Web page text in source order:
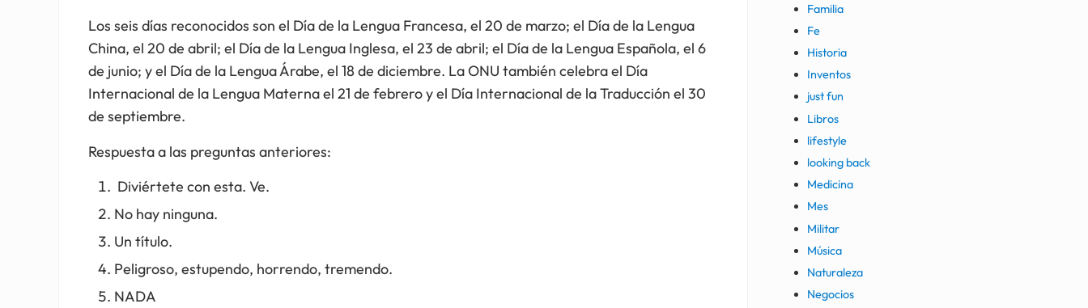
Los seis días reconocidos son el Día de la Lengua Francesa, el 20 de marzo; el Día de la Lengua
China, el 20 de abril; el Día de la Lengua Inglesa, el 23 de abril; el Día de la Lengua Española, el 6
de junio; y el Día de la Lengua Árabe, el 18 de diciembre. La ONU también celebra el Día
Internacional de la Lengua Materna el 21 de febrero y el Día Internacional de la Traducción el 30
de septiembre.
Respuesta a las preguntas anteriores:
Diviértete con esta. Ve.
No hay ninguna.
Un título.
Peligroso, estupendo, horrendo, tremendo.
NADA
Familia
Fe
Historia
Inventos
just fun
Libros
lifestyle
looking back
Medicina
Mes
Militar
Música
Naturaleza
Negocios